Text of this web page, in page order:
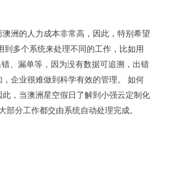
洲的人力成本非常高，因此，特别希望
多个系统来处理不同的工作，比如用
、漏单等，因为没有数据可追溯，出错
企业很难做到科学有效的管理。 如何
，当澳洲星空假日了解到小强云定制化
分工作都交由系统自动处理完成。